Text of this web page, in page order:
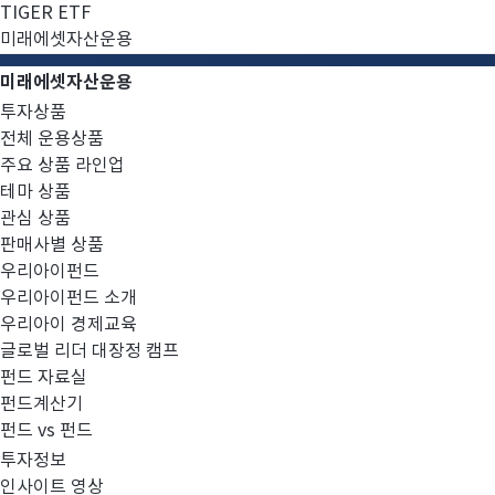
TIGER ETF
미래에셋자산운용
미래에셋자산운용
투자상품
전체 운용상품
주요 상품 라인업
테마 상품
관심 상품
판매사별 상품
우리아이펀드
우리아이펀드 소개
우리아이 경제교육
글로벌 리더 대장정 캠프
펀드 자료실
펀드계산기
펀드 vs 펀드
투자정보
인사이트 영상
미국 채권혼합
미래에셋퇴직연금미국리